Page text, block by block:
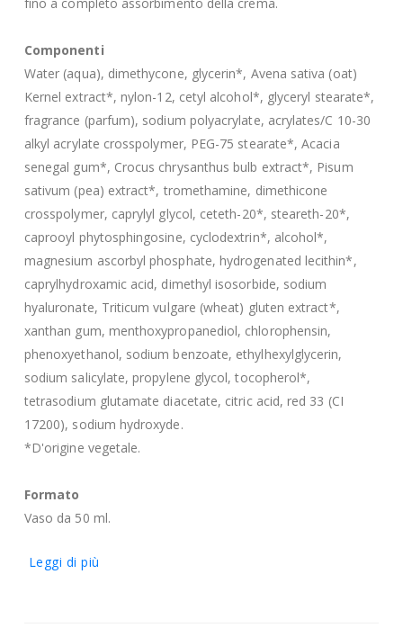
Componenti
Water (aqua), dimethycone, glycerin*, Avena sativa (oat)
Kernel extract*, nylon-12, cetyl alcohol*, glyceryl stearate*,
fragrance (parfum), sodium polyacrylate, acrylates/C 10-30
alkyl acrylate crosspolymer, PEG-75 stearate*, Acacia
senegal gum*, Crocus chrysanthus bulb extract*, Pisum
sativum (pea) extract*, tromethamine, dimethicone
crosspolymer, caprylyl glycol, ceteth-20*, steareth-20*,
caprooyl phytosphingosine, cyclodextrin*, alcohol*,
magnesium ascorbyl phosphate, hydrogenated lecithin*,
caprylhydroxamic acid, dimethyl isosorbide, sodium
hyaluronate, Triticum vulgare (wheat) gluten extract*,
xanthan gum, menthoxypropanediol, chlorophensin,
phenoxyethanol, sodium benzoate, ethylhexylglycerin,
sodium salicylate, propylene glycol, tocopherol*,
tetrasodium glutamate diacetate, citric acid, red 33 (CI
17200), sodium hydroxyde.
*D'origine vegetale.
Formato
Vaso da 50 ml.
Leggi di più